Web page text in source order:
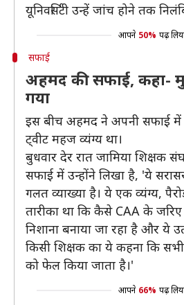
यूनिवर्सिटी उन्हें जांच होने तक
आपने 50% पढ़
सफाई
अहमद की सफाई, कहा-
गया
इस बीच अहमद ने अपनी सफाई में
ट्वीट महज व्यंग्य था।
बुधवार देर रात जामिया शिक्षक
सफाई में उन्होंने लिखा है, 'ये
गलत व्याख्या है। ये एक व्यंग्य,
तारीका था कि कैसे CAA के
निशाना बनाया जा रहा है और ये
किसी शिक्षक का ये कहना कि
को फेल किया जाता है।'
आपने 66% पढ़